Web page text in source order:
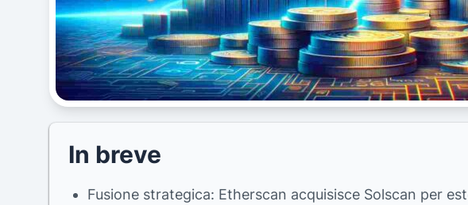
In breve
Fusione strategica: Etherscan acquisisce Solscan per